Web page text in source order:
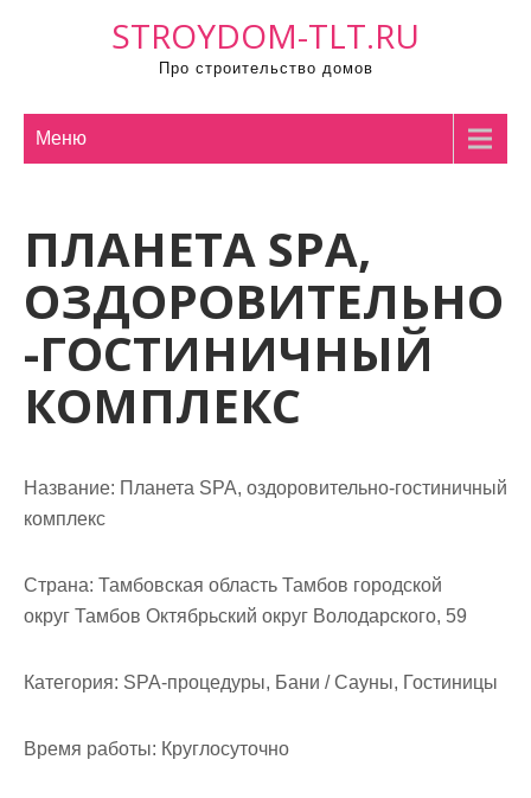
STROYDOM-TLT.RU
Про строительство домов
Меню
ПЛАНЕТА SPA,
ОЗДОРОВИТЕЛЬНО
-ГОСТИНИЧНЫЙ
КОМПЛЕКС
Название: Планета SPA, оздоровительно-гостиничный
комплекс
Страна: Тамбовская область Тамбов городской
округ Тамбов Октябрьский округ Володарского, 59
Категория: SPA-процедуры, Бани / Сауны, Гостиницы
Время работы: Круглосуточно